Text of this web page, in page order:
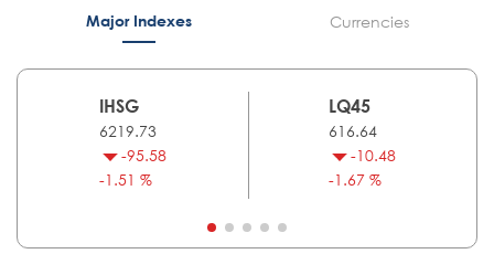
Major Indexes Currencies
IHSG
6219.73
-95.58
-1.51 %
LQ45
616.64
-10.48
-1.67 %